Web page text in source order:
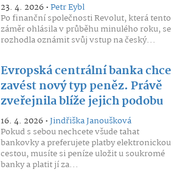
23. 4. 2026 •Petr Eybl
Po finanční společnosti Revolut, která tento
záměr ohlásila v průběhu minulého roku, se
rozhodla oznámit svůj vstup na český...
Evropská centrální banka chce
zavést nový typ peněz. Právě
zveřejnila blíže jejich podobu
16. 4. 2026 •Jindřiška Janoušková
Pokud s sebou nechcete všude tahat
bankovky a preferujete platby elektronickou
cestou, musíte si peníze uložit u soukromé
banky a platit jí za...